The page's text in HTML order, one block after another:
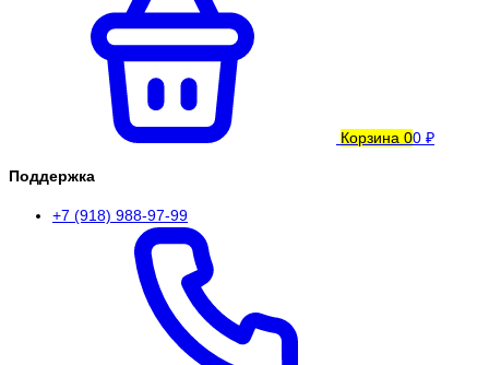
Корзина 00 ₽
Поддержка
+7 (918) 988-97-99